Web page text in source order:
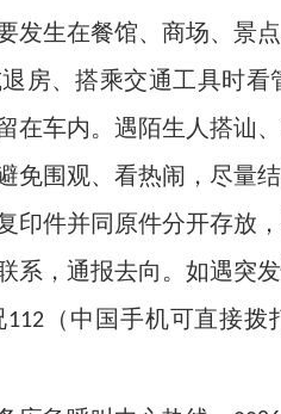
生在餐馆、商场、景
房、搭乘交通工具时
在车内。遇陌生人搭讪
围观、看热闹，尽量结
件并同原件分开存放，
，通报去向。如遇突发
112 （中国手机可直接